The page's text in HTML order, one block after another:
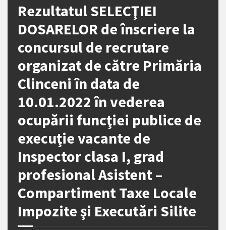
Rezultatul SELECŢIEI
DOSARELOR de înscriere la
concursul de recrutare
organizat de către Primăria
Clinceni în data de
10.01.2022 în vederea
ocupării funcţiei publice de
execuţie vacante de
Inspector clasa I, grad
profesional Asistent –
Compartiment Taxe Locale
Impozite şi Executări Silite